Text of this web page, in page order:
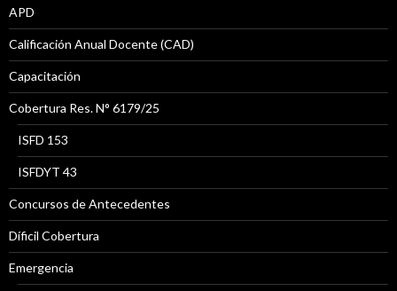
APD
Calificación Anual Docente (CAD)
Capacitación
Cobertura Res. N° 6179/25
ISFD 153
ISFDYT 43
Concursos de Antecedentes
Díficil Cobertura
Emergencia